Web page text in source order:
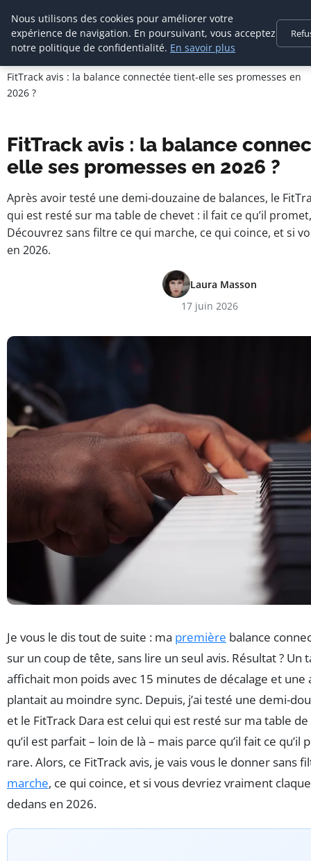
Agence Media Com
Communication digitale & stratégie web
FitTrack avis : la balance connectée tient-elle ses promesses en
2026 ?
FitTrack avis : la balance
elle ses promesses en 2026 ?
Après avoir testé une demi-douzaine de balances, le
qui est resté sur ma table de chevet : il fait ce qu’il
Découvrez sans filtre ce qui marche, ce qui coince, et si
en 2026.
Laura Masson
17 juin 2026
Je vous le dis tout de suite : ma première balance
sur un coup de tête, sans lire un seul avis. Résultat ? Un
affichait mon poids avec 15 minutes de décalage et une
plantait au moindre sync. Depuis, j’ai testé une demi-
et le FitTrack Dara est celui qui est resté sur ma table
qu’il est parfait – loin de là – mais parce qu’il fait ce qu’il
rare. Alors, ce FitTrack avis, je vais vous le donner sans
marche, ce qui coince, et si vous devriez vraiment
dedans en 2026.
Nous utilisons des cookies pour améliorer votre
expérience de navigation. En poursuivant, vous acceptez
notre politique de confidentialité. En savoir plus